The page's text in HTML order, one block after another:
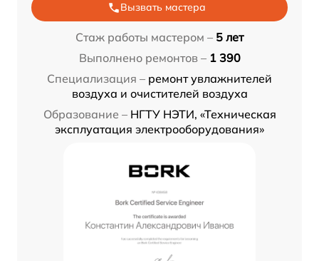
Вызвать мастера
Стаж работы мастером – 5 лет
Выполнено ремонтов – 1 390
Специализация – ремонт увлажнителей
воздуха и очистителей воздуха
Образование – НГТУ НЭТИ, «Техническая
эксплуатация электрооборудования»